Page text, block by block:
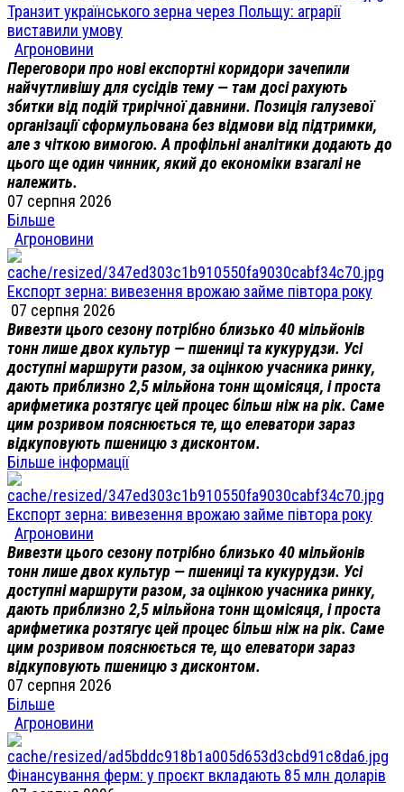
Транзит українського зерна через Польщу: аграрії
виставили умову
Агроновини
Переговори про нові експортні коридори зачепили
найчутливішу для сусідів тему — там досі рахують
збитки від подій трирічної давнини. Позиція галузевої
організації сформульована без відмови від підтримки,
але з чіткою вимогою. А профільні аналітики додають до
цього ще один чинник, який до економіки взагалі не
належить.
07 серпня 2026
Більше
Агроновини
Експорт зерна: вивезення врожаю займе півтора року
07 серпня 2026
Вивезти цього сезону потрібно близько 40 мільйонів
тонн лише двох культур — пшениці та кукурудзи. Усі
доступні маршрути разом, за оцінкою учасника ринку,
дають приблизно 2,5 мільйона тонн щомісяця, і проста
арифметика розтягує цей процес більш ніж на рік. Саме
цим розривом пояснюється те, що елеватори зараз
відкуповують пшеницю з дисконтом.
Більше інформації
Експорт зерна: вивезення врожаю займе півтора року
Агроновини
Вивезти цього сезону потрібно близько 40 мільйонів
тонн лише двох культур — пшениці та кукурудзи. Усі
доступні маршрути разом, за оцінкою учасника ринку,
дають приблизно 2,5 мільйона тонн щомісяця, і проста
арифметика розтягує цей процес більш ніж на рік. Саме
цим розривом пояснюється те, що елеватори зараз
відкуповують пшеницю з дисконтом.
07 серпня 2026
Більше
Агроновини
Фінансування ферм: у проєкт вкладають 85 млн доларів